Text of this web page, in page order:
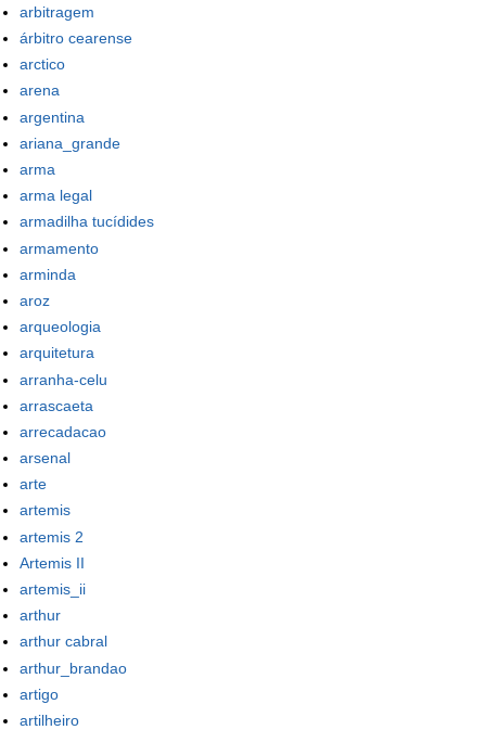
arbitragem
árbitro cearense
arctico
arena
argentina
ariana_grande
arma
arma legal
armadilha tucídides
armamento
arminda
aroz
arqueologia
arquitetura
arranha-celu
arrascaeta
arrecadacao
arsenal
arte
artemis
artemis 2
Artemis II
artemis_ii
arthur
arthur cabral
arthur_brandao
artigo
artilheiro